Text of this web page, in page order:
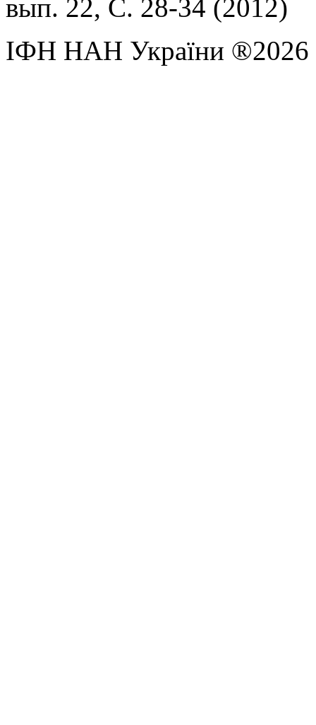
вып. 22, С. 28-34 (2012)
ІФН НАН України ®2026